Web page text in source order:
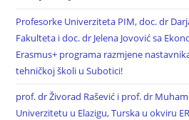
Profesorke Univerziteta PIM, doc. dr
Fakulteta i doc. dr Jelena Jovović sa
Erasmus+ programa razmjene
tehničkoj školi u Subotici!
prof. dr Živorad Rašević i prof. dr
Univerzitetu u Elazigu, Turska u okviru